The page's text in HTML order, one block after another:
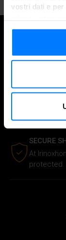
vostri dati e
in cui avete
modificare o
momento dalla
Con il tuo
(impronte
dalla
Utilizziamo i
products.
Free
FREE
You have
SECURE
At
protected.